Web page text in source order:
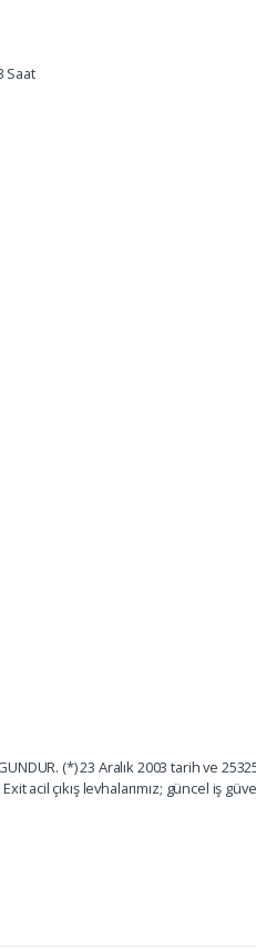
Saat
(*) 23 Aralık 2003 tarih ve
acil çıkış levhalarımız; güncel iş